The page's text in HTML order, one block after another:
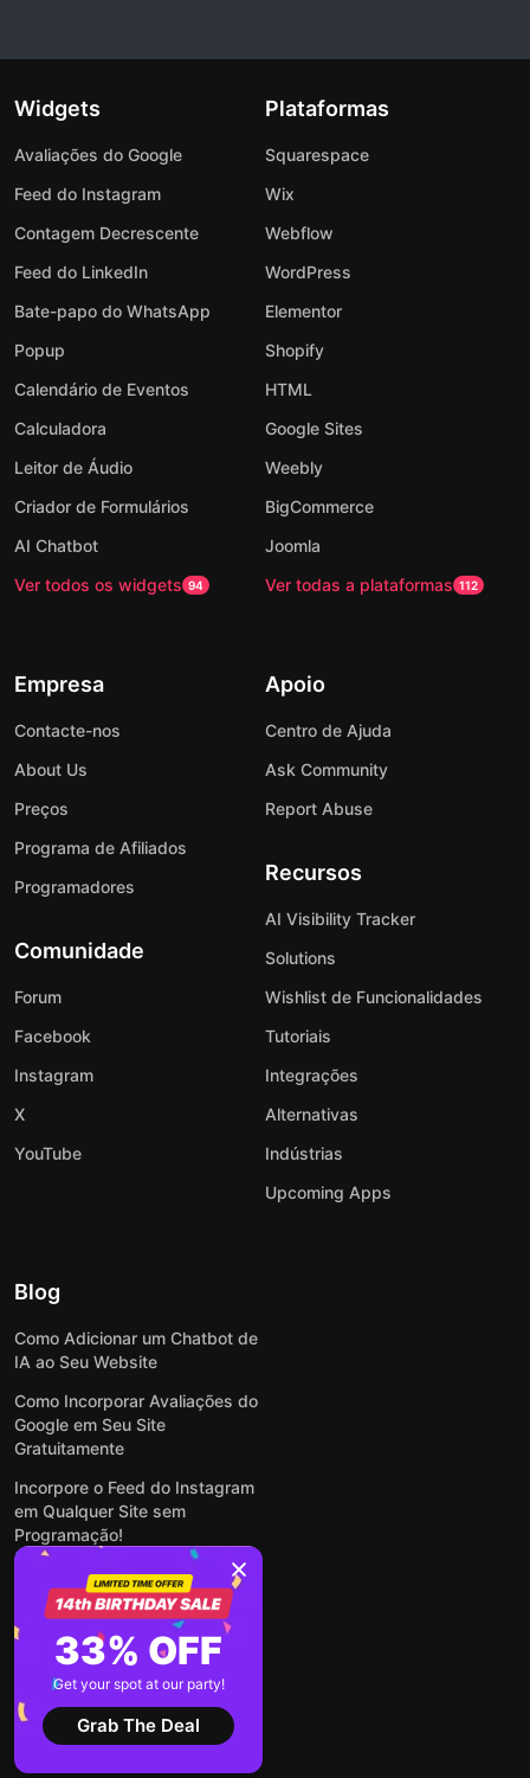
Widgets
Avaliações do Google
Feed do Instagram
Contagem Decrescente
Feed do LinkedIn
Bate-papo do WhatsApp
Popup
Calendário de Eventos
Calculadora
Leitor de Áudio
Criador de Formulários
AI Chatbot
Ver todos os widgets 94
Plataformas
Squarespace
Wix
Webflow
WordPress
Elementor
Shopify
HTML
Google Sites
Weebly
BigCommerce
Joomla
Ver todas a plataformas 112
Empresa
Contacte-nos
About Us
Preços
Programa de Afiliados
Programadores
Comunidade
Forum
Facebook
Instagram
X
YouTube
Apoio
Centro de Ajuda
Ask Community
Report Abuse
Recursos
AI Visibility Tracker
Solutions
Wishlist de Funcionalidades
Tutoriais
Integrações
Alternativas
Indústrias
Upcoming Apps
Blog
Como Adicionar um Chatbot de
IA ao Seu Website
Como Incorporar Avaliações do
Google em Seu Site
Gratuitamente
Incorpore o Feed do Instagram
em Qualquer Site sem
Programação!
Como Incorporar Formulários
em Qualquer Site Online e
Gratuitamente
Como Criar Formulário para
WordPress: Simples e Rápido
Ver todas publicações
33% OFF
Get your spot at our party!
Grab The Deal